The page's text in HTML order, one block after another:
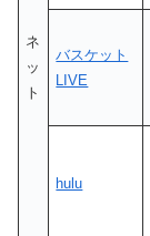
ネ
ッ
ト
バスケット
LIVE
hulu